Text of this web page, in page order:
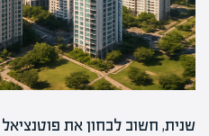
שנית, חשוב לבחון את